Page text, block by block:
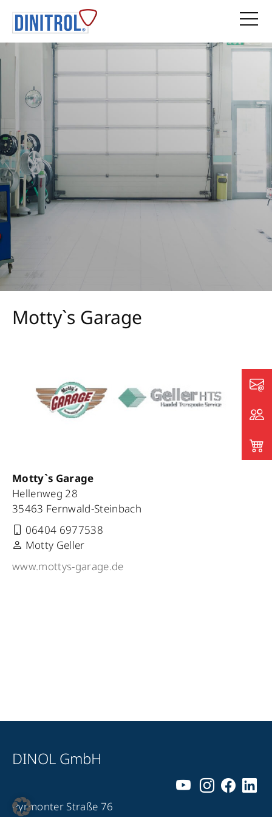
Motty`s Garage
Motty`s Garage
Hellenweg 28
35463 Fernwald-Steinbach
06404 6977538
Motty Geller
www.mottys-garage.de
DINOL GmbH
Pyrmonter Straße 76